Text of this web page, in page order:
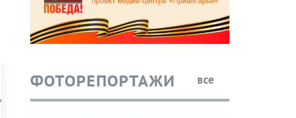
ФОТОРЕПОРТАЖИ все